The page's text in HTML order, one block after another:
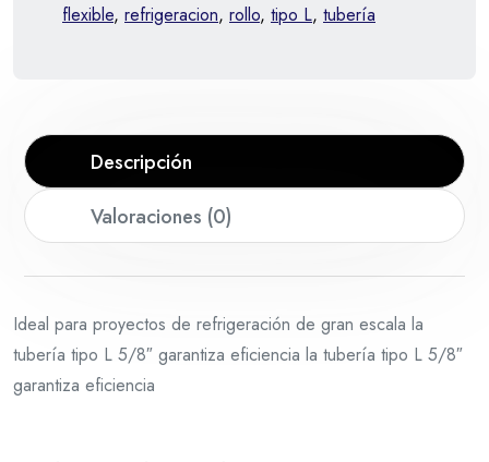
flexible, refrigeracion, rollo, tipo L, tubería
Descripción
Valoraciones (0)
Ideal para proyectos de refrigeración de gran escala la
tubería tipo L 5/8″ garantiza eficiencia la tubería tipo L 5/8″
garantiza eficiencia